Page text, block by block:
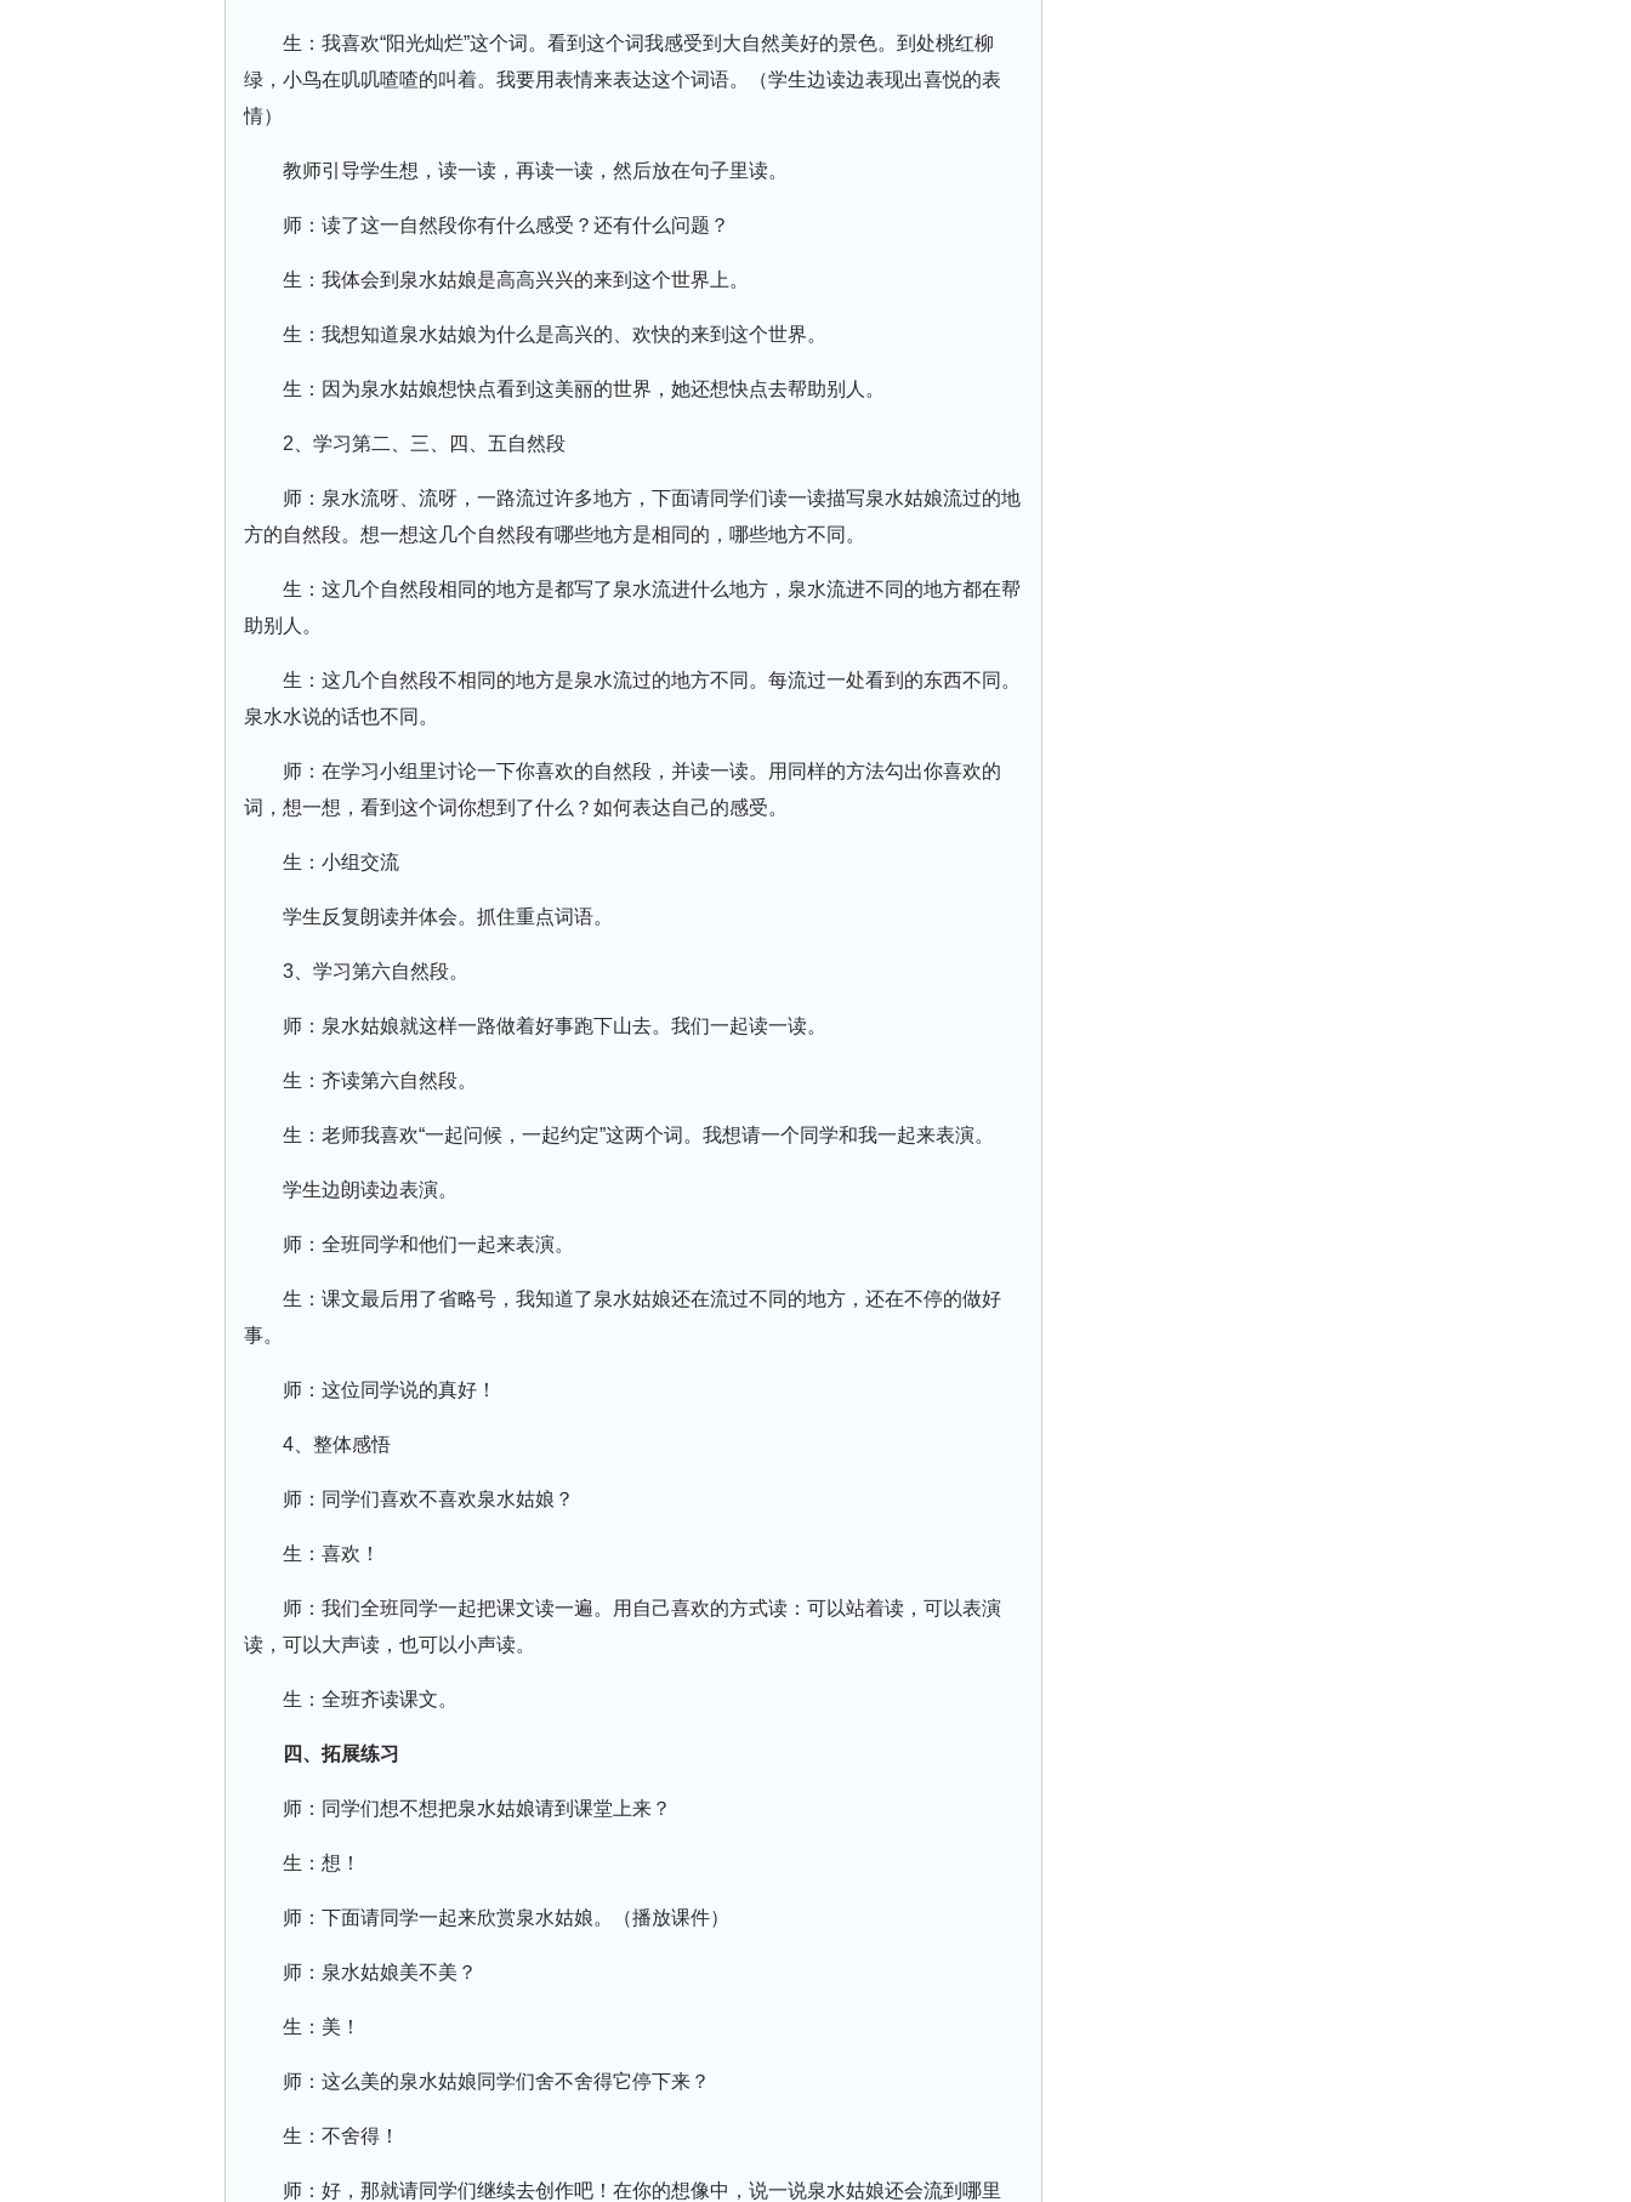
生：我喜欢“阳光灿烂”这个词。看到这个词我感受到大自然美好的景色。到处桃红柳
绿，小鸟在叽叽喳喳的叫着。我要用表情来表达这个词语。（学生边读边表现出喜悦的表
情）
教师引导学生想，读一读，再读一读，然后放在句子里读。
师：读了这一自然段你有什么感受？还有什么问题？
生：我体会到泉水姑娘是高高兴兴的来到这个世界上。
生：我想知道泉水姑娘为什么是高兴的、欢快的来到这个世界。
生：因为泉水姑娘想快点看到这美丽的世界，她还想快点去帮助别人。
2、学习第二、三、四、五自然段
师：泉水流呀、流呀，一路流过许多地方，下面请同学们读一读描写泉水姑娘流过的地
方的自然段。想一想这几个自然段有哪些地方是相同的，哪些地方不同。
生：这几个自然段相同的地方是都写了泉水流进什么地方，泉水流进不同的地方都在帮
助别人。
生：这几个自然段不相同的地方是泉水流过的地方不同。每流过一处看到的东西不同。
泉水水说的话也不同。
师：在学习小组里讨论一下你喜欢的自然段，并读一读。用同样的方法勾出你喜欢的
词，想一想，看到这个词你想到了什么？如何表达自己的感受。
生：小组交流
学生反复朗读并体会。抓住重点词语。
3、学习第六自然段。
师：泉水姑娘就这样一路做着好事跑下山去。我们一起读一读。
生：齐读第六自然段。
生：老师我喜欢“一起问候，一起约定”这两个词。我想请一个同学和我一起来表演。
学生边朗读边表演。
师：全班同学和他们一起来表演。
生：课文最后用了省略号，我知道了泉水姑娘还在流过不同的地方，还在不停的做好
事。
师：这位同学说的真好！
4、整体感悟
师：同学们喜欢不喜欢泉水姑娘？
生：喜欢！
师：我们全班同学一起把课文读一遍。用自己喜欢的方式读：可以站着读，可以表演
读，可以大声读，也可以小声读。
生：全班齐读课文。
四、拓展练习
师：同学们想不想把泉水姑娘请到课堂上来？
生：想！
师：下面请同学一起来欣赏泉水姑娘。（播放课件）
师：泉水姑娘美不美？
生：美！
师：这么美的泉水姑娘同学们舍不舍得它停下来？
生：不舍得！
师：好，那就请同学们继续去创作吧！在你的想像中，说一说泉水姑娘还会流到哪里